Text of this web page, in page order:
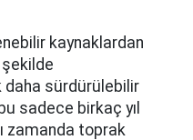
kaynaklardan
şekilde
daha sürdürülebilir
sadece birkaç yıl
zamanda toprak